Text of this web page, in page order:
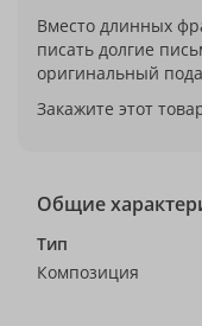
Вместо длинных
писать долгие
оригинальный
Закажите этот
Общие
Тип
Композиция